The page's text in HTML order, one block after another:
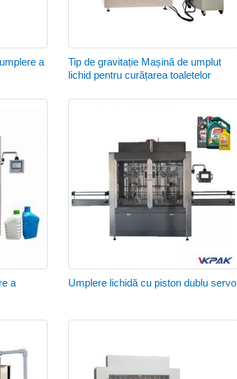
a
Tip de gravitație Mașină de umplut
lichid pentru curățarea toaletelor
a
Umplere lichidă cu piston dublu servo